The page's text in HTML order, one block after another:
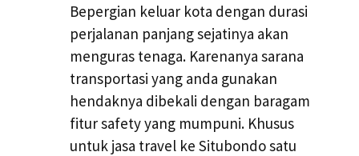
Bepergian keluar kota dengan durasi
perjalanan panjang sejatinya akan
menguras tenaga. Karenanya sarana
transportasi yang anda gunakan
hendaknya dibekali dengan baragam
fitur safety yang mumpuni. Khusus
untuk jasa travel ke Situbondo satu